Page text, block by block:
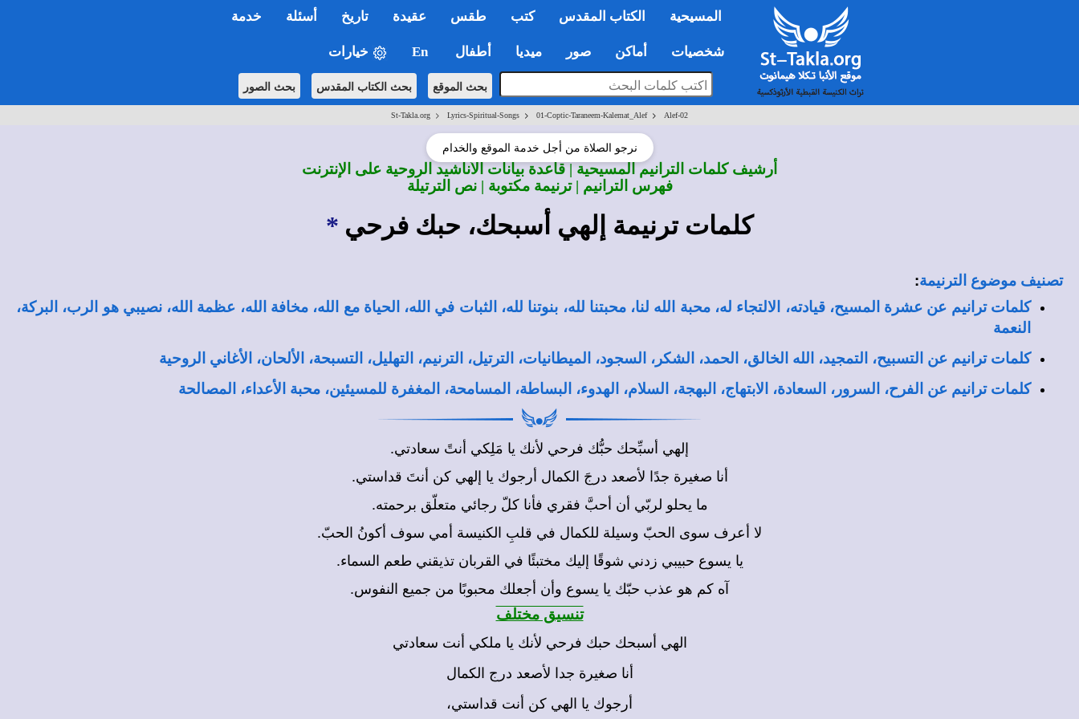
المسيحية الكتاب المقدس كتب طقس عقيدة تاريخ أسئلة خدمة
شخصيات أماكن صور ميديا أطفال En خيارات
بحث الموقع بحث الكتاب المقدس بحث الصور
St-Takla.org > Lyrics-Spiritual-Songs > 01-Coptic-Taraneem-Kalemat_Alef> Alef-02
نرجو الصلاة من أجل خدمة الموقع والخدام
أرشيف كلمات الترانيم المسيحية | قاعدة بيانات الأناشيد الروحية على الإنترنت
فهرس الترانيم | ترنيمة مكتوبة | نص الترتيلة
كلمات ترنيمة إلهي أسبحك، حبك فرحي *
تصنيف موضوع الترنيمة:
كلمات ترانيم عن عشرة المسيح، قيادته، الالتجاء له، محبة الله لنا، محبتنا لله، بنوتنا لله، الثبات في الله، الحياة مع الله، مخافة الله، عظمة الله، نصيبي هو الرب، البركة،
النعمة
كلمات ترانيم عن التسبيح، التمجيد، الله الخالق، الحمد، الشكر، السجود، الميطانيات، الترتيل، الترنيم، التهليل، التسبحة، الألحان، الأغاني الروحية
كلمات ترانيم عن الفرح، السرور، السعادة، الابتهاج، البهجة، السلام، الهدوء، البساطة، المسامحة، المغفرة للمسيئين، محبة الأعداء، المصالحة
إلهي أسبِّحك حبُّك فرحي لأنك يا مَلِكي أنتً سعادتي.
أنا صغيرة جدًا لأصعد درجَ الكمال أرجوك يا إلهي كن أنتَ قداستي.
ما يحلو لربّي أن أحبَّ فقري فأنا كلّ رجائي متعلّق برحمته.
لا أعرف سوى الحبّ وسيلة للكمال في قلبِ الكنيسة أمي سوف أكونُ الحبّ.
يا يسوع حبيبي زدني شوقًا إليك مختبئًا في القربان تذيقني طعم السماء.
آه كم هو عذب حبّك يا يسوع وأن أجعلك محبوبًا من جميع النفوس.
تنسيق مختلف
الهي أسبحك حبك فرحي لأنك يا ملكي أنت سعادتي
أنا صغيرة جدا لأصعد درج الكمال
أرجوك يا الهي كن أنت قداستي،